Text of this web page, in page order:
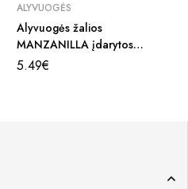
ALYVUOGĖS
Alyvuogės žalios
MANZANILLA įdarytos
migdolų riešutu 440g.
5.49€